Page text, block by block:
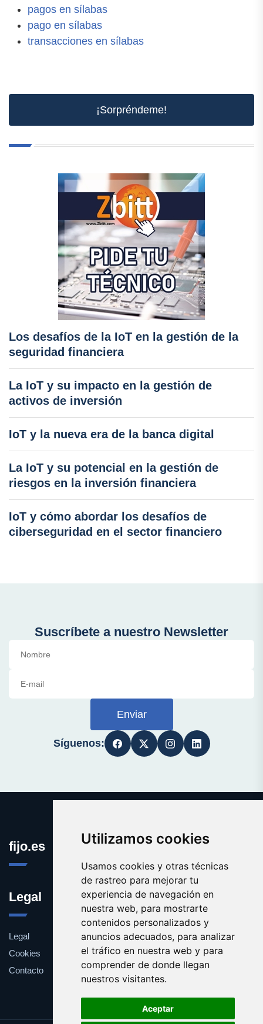
Utilizamos cookies
Usamos cookies y otras técnicas
de rastreo para mejorar tu
experiencia de navegación en
nuestra web, para mostrarte
contenidos personalizados y
anuncios adecuados, para analizar
el tráfico en nuestra web y para
comprender de donde llegan
nuestros visitantes.
Aceptar
pagos en sílabas
pago en sílabas
transacciones en sílabas
¡Sorpréndeme!
Los desafíos de la IoT en la gestión de la
seguridad financiera
La IoT y su impacto en la gestión de
activos de inversión
IoT y la nueva era de la banca digital
La IoT y su potencial en la gestión de
riesgos en la inversión financiera
IoT y cómo abordar los desafíos de
ciberseguridad en el sector financiero
Suscríbete a nuestro Newsletter
Enviar
Síguenos:
fijo.es
Legal
Legal
Cookies
Contacto